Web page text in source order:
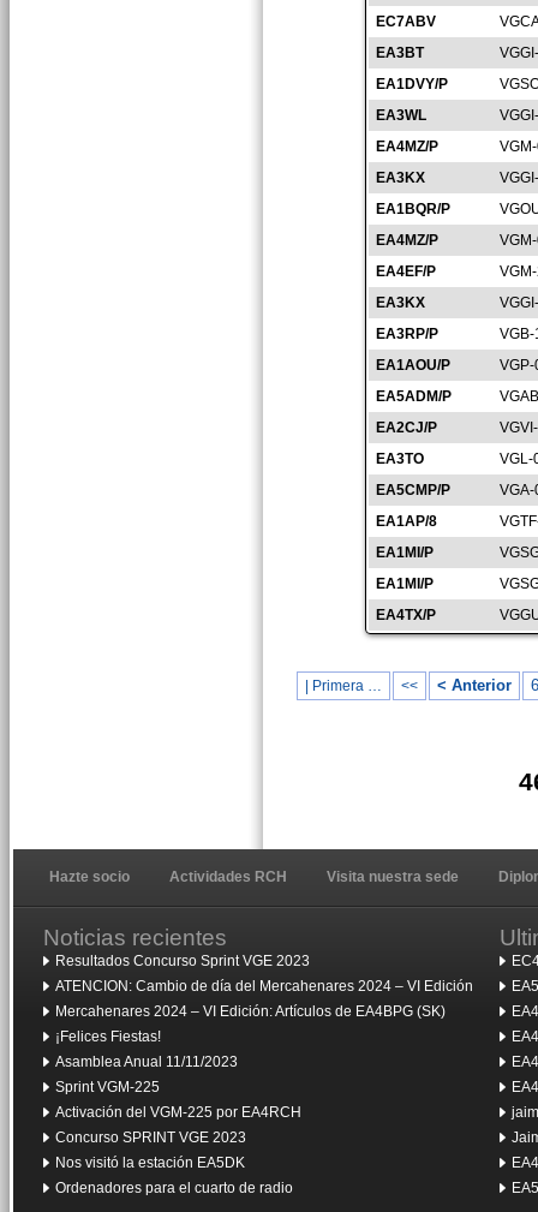
EC7ABV
EA3BT
EA1DVY/P
EA3WL
EA4MZ/P
EA3KX
EA1BQR/P
EA4MZ/P
EA4EF/P
EA3KX
EA3RP/P
EA1AOU/P
EA5ADM/P
EA2CJ/P
EA3TO
VGL-
EA5CMP/P
EA1AP/8
EA1MI/P
EA1MI/P
EA4TX/P
| Primera … << < Anterior
Hazte socio Actividades RCH Visita nuestra sede
Noticias recientes
Resultados Concurso Sprint VGE 2023
ATENCION: Cambio de día del Mercahenares 2024 – VI Edición
Mercahenares 2024 – VI Edición: Artículos de EA4BPG (SK)
¡Felices Fiestas!
Asamblea Anual 11/11/2023
Sprint VGM-225
Activación del VGM-225 por EA4RCH
Concurso SPRINT VGE 2023
Nos visitó la estación EA5DK
Ordenadores para el cuarto de radio